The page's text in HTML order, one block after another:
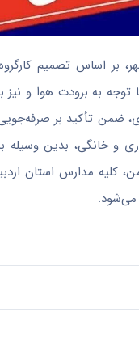
بر اساس تصمیم
توجه به برودت هوا و نیز
ضمن تأکید بر
و خانگی، بدین وسیله
سه‌شنبه ۲۳ بهمن، کلیه مدارس
می‌شود.